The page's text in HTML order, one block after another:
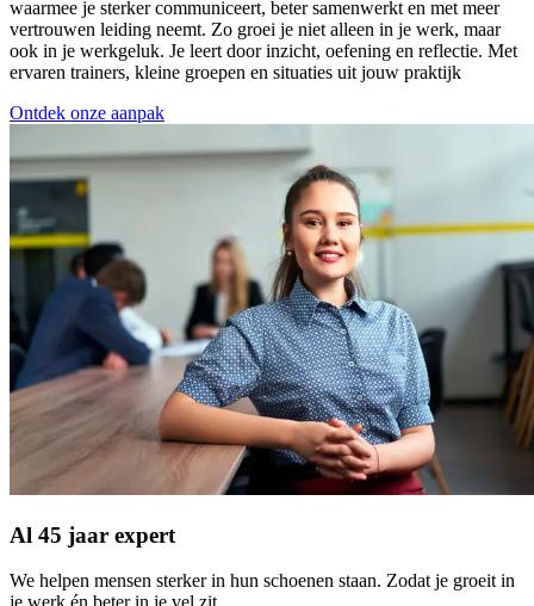
waarmee je sterker communiceert, beter samenwerkt en met meer
vertrouwen leiding neemt. Zo groei je niet alleen in je werk, maar
ook in je werkgeluk. Je leert door inzicht, oefening en reflectie. Met
ervaren trainers, kleine groepen en situaties uit jouw praktijk
Ontdek onze aanpak
Al 45 jaar expert
We helpen mensen sterker in hun schoenen staan. Zodat je groeit in